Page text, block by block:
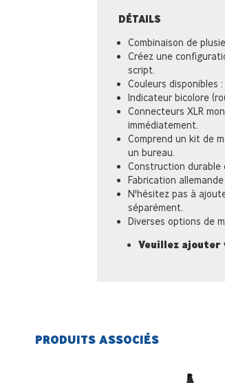
DÉTAILS
Combinaison de
Créez une
script.
Couleurs disponibles
Indicateur bicolore
Connecteurs XLR
immédiatement.
Comprend un kit de
un bureau.
Construction durable
Fabrication
N'hésitez pas à
séparément.
Diverses options de
Veuillez ajouter
PRODUITS ASSOCIÉS